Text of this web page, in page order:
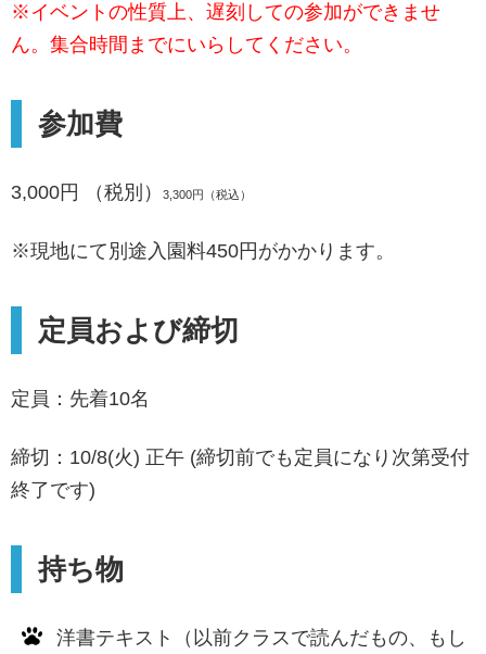
※イベントの性質上、遅刻しての参加ができませ
ん。集合時間までにいらしてください。
参加費
3,000円 （税別） 3,300円（税込）
※現地にて別途入園料450円がかかります。
定員および締切
定員：先着10名
締切：10/8(火) 正午 (締切前でも定員になり次第受付
終了です)
持ち物
洋書テキスト（以前クラスで読んだもの、もし